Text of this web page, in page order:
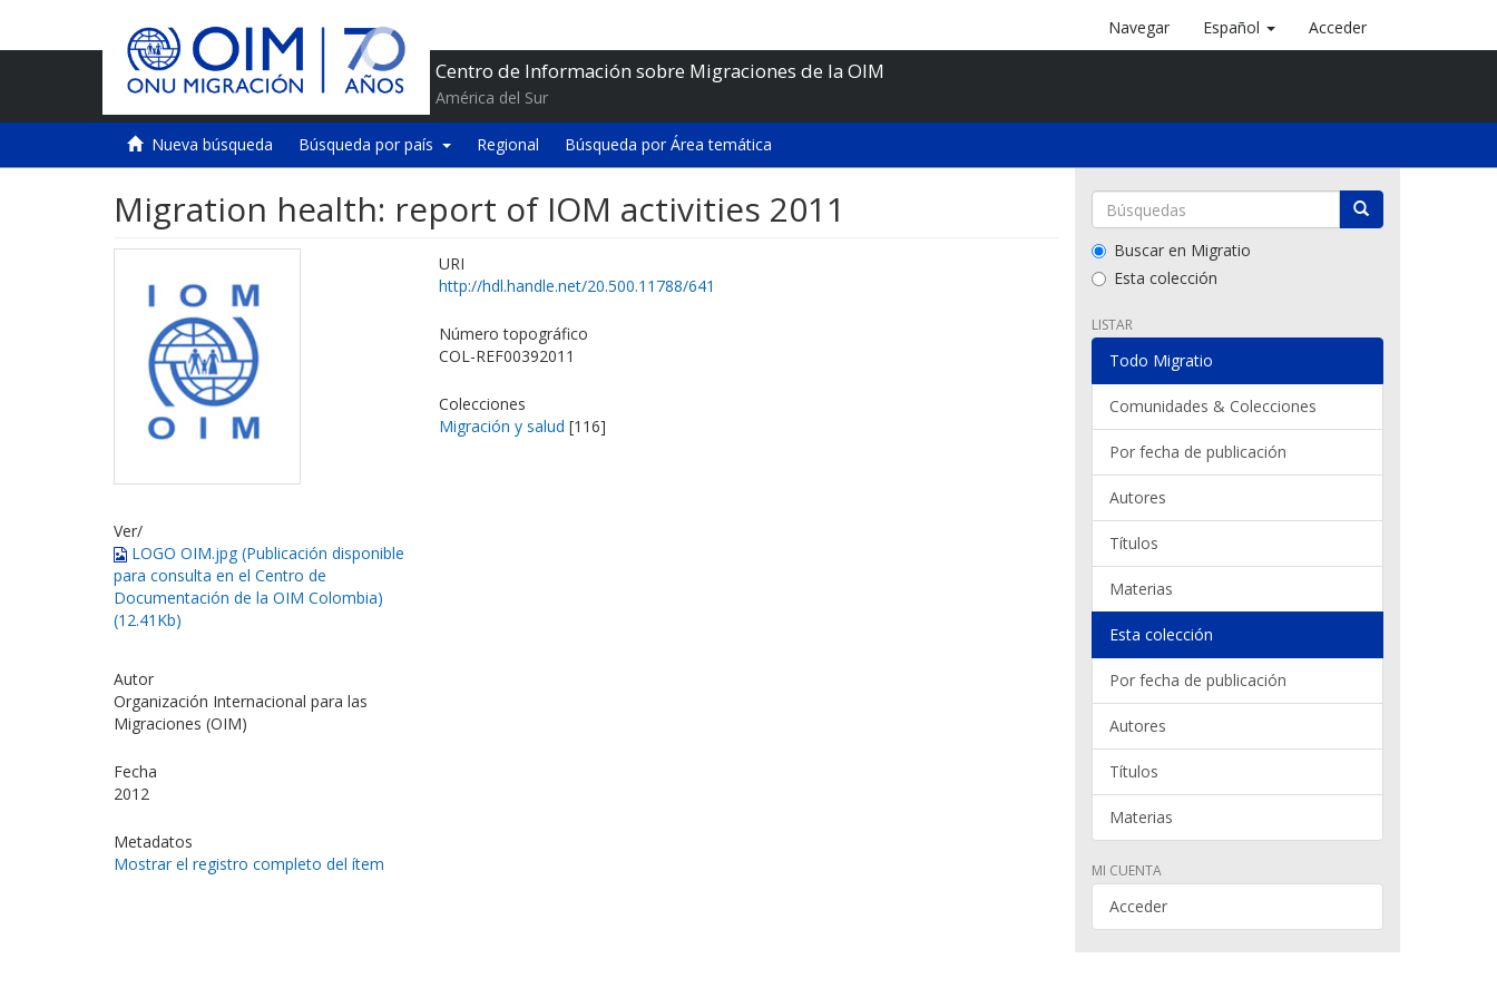
Centro de Información sobre Migraciones de la OIM
América del Sur
Navegar Español Acceder
Nueva búsqueda Búsqueda por país Regional Búsqueda por Área temática
Migration health: report of IOM activities 2011
Ver/
LOGO OIM.jpg (Publicación disponible
para consulta en el Centro de
Documentación de la OIM Colombia)
(12.41Kb)
Autor
Organización Internacional para las
Migraciones (OIM)
Fecha
2012
Metadatos
Mostrar el registro completo del ítem
URI
http://hdl.handle.net/20.500.11788/641
Número topográfico
COL-REF00392011
Colecciones
Migración y salud [116]
Buscar en Migratio
Esta colección
LISTAR
Todo Migratio
Comunidades & Colecciones
Por fecha de publicación
Autores
Títulos
Materias
Esta colección
Por fecha de publicación
Autores
Títulos
Materias
MI CUENTA
Acceder